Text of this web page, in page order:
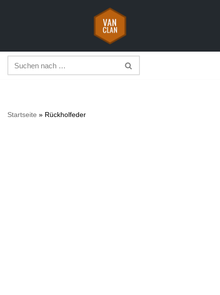
springen
Startseite » Rückholfeder